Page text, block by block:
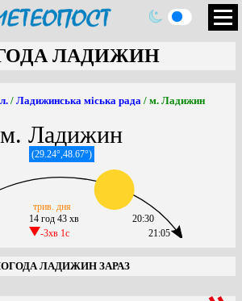
ЛАДИЖИН
/ Ладижинська міська рада / м. Ладижин
м. Ладижин
(29.24°,48.67°)
14 год 43 хв
-3хв 1c
трив. дня
21:05
20:30
ЛАДИЖИН ЗАРАЗ